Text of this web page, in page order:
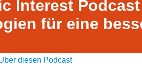
Interest
für eine
diesen Podcast